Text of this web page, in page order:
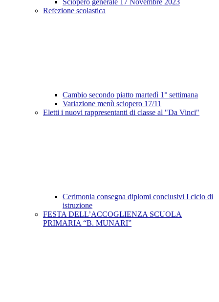
Sciopero generale 17 Novembre 2023
Refezione scolastica
Cambio secondo piatto martedì 1° settimana
Variazione menù sciopero 17/11
Eletti i nuovi rappresentanti di classe al "Da Vinci"
Cerimonia consegna diplomi conclusivi I ciclo di
istruzione
FESTA DELL’ACCOGLIENZA SCUOLA
PRIMARIA “B. MUNARI”